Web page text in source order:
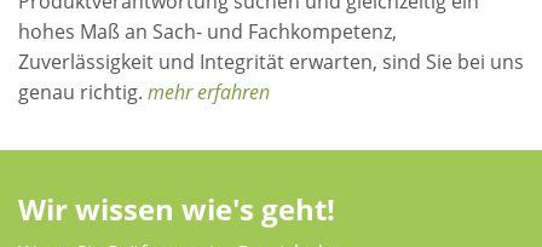
hohes Maß an Sach- und Fachkompetenz,
Zuverlässigkeit und Integrität erwarten, sind Sie bei uns
genau richtig. mehr erfahren
Wir wissen wie's geht!